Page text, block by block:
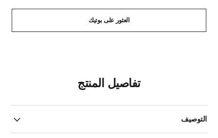
العثور على بوتيك
تفاصيل المنتج
التوصيف